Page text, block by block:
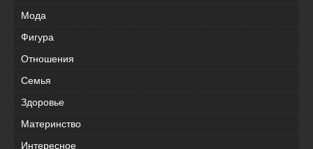
Мода
Фигура
Отношения
Семья
Здоровье
Материнство
Интересное